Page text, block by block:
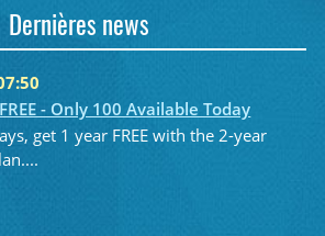
Dernières news
- Only 100 Available Today
get 1 year FREE with the 2-year